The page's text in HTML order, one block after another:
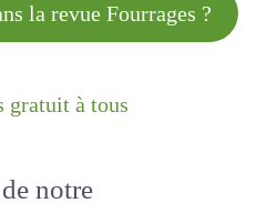
la revue
gratuit à